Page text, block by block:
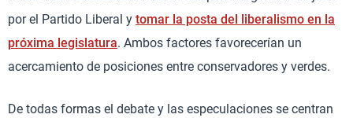
por el Partido Liberal y tomar la posta del liberalismo en la
próxima legislatura. Ambos factores favorecerían un
acercamiento de posiciones entre conservadores y verdes.
De todas formas el debate y las especulaciones se centran